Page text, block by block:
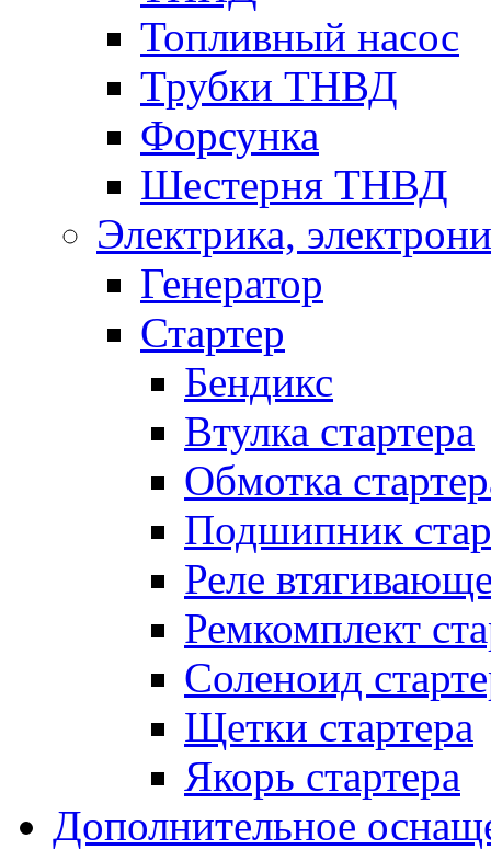
Топливный насос
Трубки ТНВД
Форсунка
Шестерня ТНВД
Электрика,
Генератор
Стартер
Бендикс
Втулка стартера
Обмотка
Подшипник
Реле
Ремкомплект
Соленоид
Щетки стартера
Якорь стартера
Дополнительное